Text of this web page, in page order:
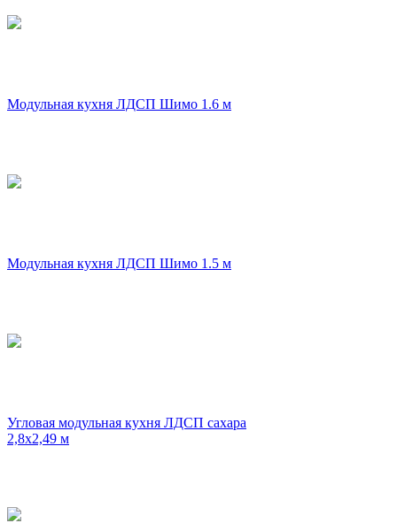
Модульная кухня ЛДСП Шимо 1.6 м
Модульная кухня ЛДСП Шимо 1.5 м
Угловая модульная кухня ЛДСП сахара
2,8х2,49 м